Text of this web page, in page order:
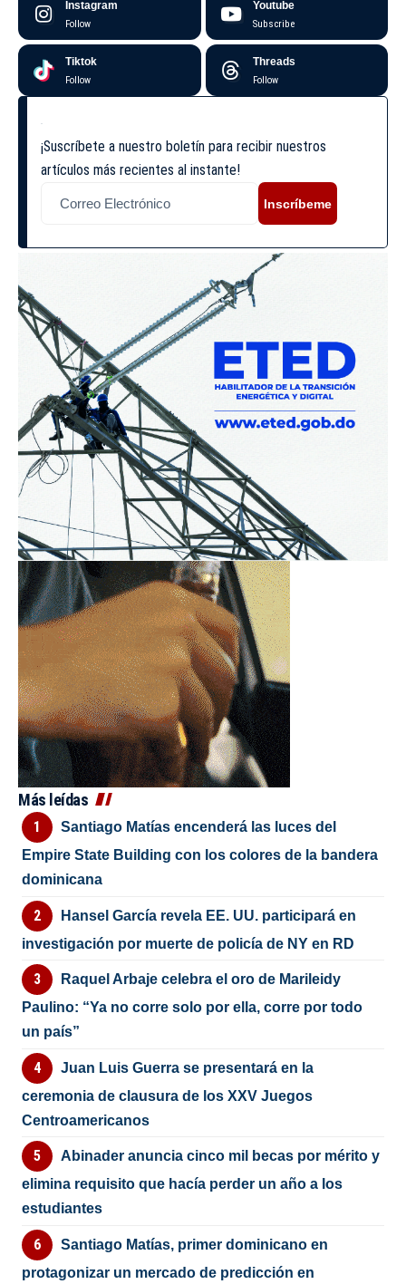
Instagram
Follow
Youtube
Subscribe
Tiktok
Follow
Threads
Follow
¡Suscríbete a nuestro boletín para recibir nuestros
artículos más recientes al instante!
Inscríbeme
Más leídas
Santiago Matías encenderá las luces del
Empire State Building con los colores de la bandera
dominicana
Hansel García revela EE. UU. participará en
investigación por muerte de policía de NY en RD
Raquel Arbaje celebra el oro de Marileidy
Paulino: “Ya no corre solo por ella, corre por todo
un país”
Juan Luis Guerra se presentará en la
ceremonia de clausura de los XXV Juegos
Centroamericanos
Abinader anuncia cinco mil becas por mérito y
elimina requisito que hacía perder un año a los
estudiantes
Santiago Matías, primer dominicano en
protagonizar un mercado de predicción en